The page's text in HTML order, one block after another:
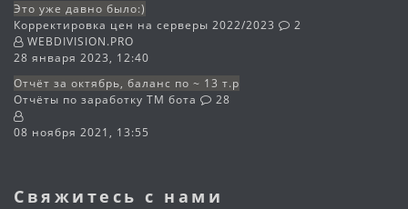
Это уже давно было:)
Корректировка цен на серверы 2022/2023
2
WEBDIVISION.PRO
28 января 2023, 12:40
Отчёт за октябрь, баланс по ~ 13 т.р
Отчёты по заработку TM бота
28
08 ноября 2021, 13:55
Свяжитесь с нами